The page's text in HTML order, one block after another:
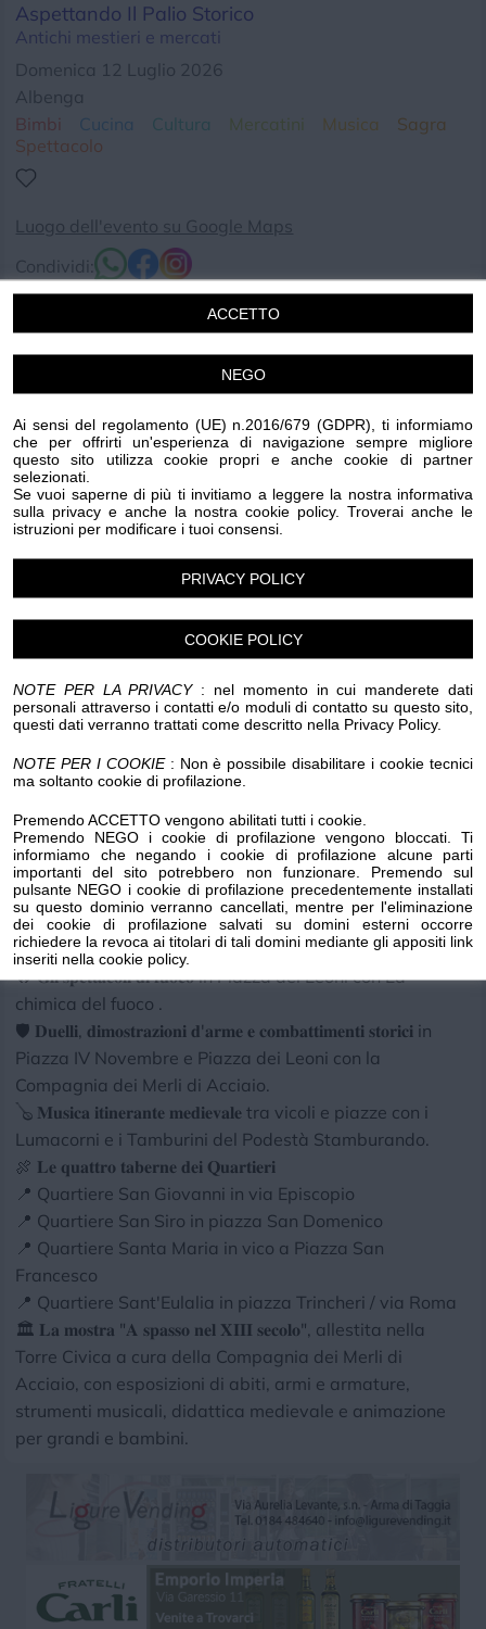
ACCETTO
NEGO
Ai sensi del regolamento (UE) n.2016/679 (GDPR), ti informiamo
che per offrirti un'esperienza di navigazione sempre migliore
questo sito utilizza cookie propri e anche cookie di partner
selezionati.
Se vuoi saperne di più ti invitiamo a leggere la nostra informativa
sulla privacy e anche la nostra cookie policy. Troverai anche le
istruzioni per modificare i tuoi consensi.
PRIVACY POLICY
COOKIE POLICY
NOTE PER LA PRIVACY: nel momento in cui manderete dati
personali attraverso i contatti e/o moduli di contatto su questo sito,
questi dati verranno trattati come descritto nella Privacy Policy.
NOTE PER I COOKIE: Non è possibile disabilitare i cookie tecnici
ma soltanto cookie di profilazione.
Premendo ACCETTO vengono abilitati tutti i cookie.
Premendo NEGO i cookie di profilazione vengono bloccati. Ti
informiamo che negando i cookie di profilazione alcune parti
importanti del sito potrebbero non funzionare. Premendo sul
pulsante NEGO i cookie di profilazione precedentemente installati
su questo dominio verranno cancellati, mentre per l'eliminazione
dei cookie di profilazione salvati su domini esterni occorre
richiedere la revoca ai titolari di tali domini mediante gli appositi link
inseriti nella cookie policy.
Aspettando Il Palio Storico
Antichi mestieri e mercati
Domenica 12 Luglio 2026
Albenga
Bimbi Cucina Cultura Mercatini Musica Sagra
Spettacolo
Luogo dell'evento su Google Maps
Condividi:
L'attesa è quasi finita...
𝐕𝐞𝐧𝐞𝐫𝐝𝐢̀ 𝟏𝟎 𝐥𝐮𝐠𝐥𝐢𝐨 prenderà il via la XVI edizione del Palio
Storico di Albenga con il primo grande appuntamento
dedicato ad XIII secolo – Antichi mestieri e mercati - LA
RIEVOCAZIONE
📜 𝐃𝐚𝐥 𝟏𝟎 𝐚𝐥 𝟏𝟐 𝐥𝐮𝐠𝐥𝐢𝐨 il centro storico tornerà indietro nel
tempo, fino al 𝟏𝟐𝟓𝟏, trasformandosi in una città
medievale viva, animata da mercanti, artigiani,
armigeri, musici e popolani.
𝐄𝐜𝐜𝐨 𝐜𝐨𝐬𝐚 𝐯𝐢 𝐚𝐬𝐩𝐞𝐭𝐭𝐚 𝐝𝐚𝐥 𝟏𝟎 𝐚𝐥 𝟏𝟐 𝐥𝐮𝐠𝐥𝐢𝐨...
🏰 𝐑𝐢𝐞𝐯𝐨𝐜𝐚𝐳𝐢𝐨𝐧𝐢 𝐝𝐢 𝐯𝐢𝐭𝐚 𝐪𝐮𝐨𝐭𝐢𝐝𝐢𝐚𝐧𝐚, Antichi Mestieri,
Mercato delle Nundinae e accampamenti storici lungo le
vie del centro.
🗡️ 𝐋'𝐈𝐧𝐯𝐞𝐬𝐭𝐢𝐭𝐮𝐫𝐚 𝐝𝐞𝐢 𝐂𝐚𝐩𝐢𝐭𝐚𝐧𝐢 𝐝𝐞𝐢 𝐐𝐮𝐚𝐫𝐭𝐢𝐞𝐫𝐢, con il Podestà
Riccardo Tomatis, che darà ufficialmente il via alle sfide
del Palio.
🏹 𝐋𝐚 𝐠𝐫𝐚𝐧𝐝𝐞 𝐠𝐚𝐫𝐚 𝐝𝐢 𝐭𝐢𝐫𝐨 𝐜𝐨𝐧 𝐥'𝐚𝐫𝐜𝐨, prima prova del Palio
dei Quartieri 2026, nella nuova arena di Piazza IV
Novembre.
🔥 𝐆𝐥𝐢 𝐬𝐩𝐞𝐭𝐭𝐚𝐜𝐨𝐥𝐢 𝐝𝐢 𝐟𝐮𝐨𝐜𝐨 in Piazza dei Leoni con La
chimica del fuoco .
🛡️ 𝐃𝐮𝐞𝐥𝐥𝐢, 𝐝𝐢𝐦𝐨𝐬𝐭𝐫𝐚𝐳𝐢𝐨𝐧𝐢 𝐝'𝐚𝐫𝐦𝐞 𝐞 𝐜𝐨𝐦𝐛𝐚𝐭𝐭𝐢𝐦𝐞𝐧𝐭𝐢 𝐬𝐭𝐨𝐫𝐢𝐜𝐢 in
Piazza IV Novembre e Piazza dei Leoni con la
Compagnia dei Merli di Acciaio.
🪕 𝐌𝐮𝐬𝐢𝐜𝐚 𝐢𝐭𝐢𝐧𝐞𝐫𝐚𝐧𝐭𝐞 𝐦𝐞𝐝𝐢𝐞𝐯𝐚𝐥𝐞 tra vicoli e piazze con i
Lumacorni e i Tamburini del Podestà Stamburando.
🍖 𝐋𝐞 𝐪𝐮𝐚𝐭𝐭𝐫𝐨 𝐭𝐚𝐛𝐞𝐫𝐧𝐞 𝐝𝐞𝐢 𝐐𝐮𝐚𝐫𝐭𝐢𝐞𝐫𝐢
📍 Quartiere San Giovanni in via Episcopio
📍 Quartiere San Siro in piazza San Domenico
📍 Quartiere Santa Maria in vico a Piazza San
Francesco
📍 Quartiere Sant'Eulalia in piazza Trincheri / via Roma
🏛️ 𝐋𝐚 𝐦𝐨𝐬𝐭𝐫𝐚 "𝐀 𝐬𝐩𝐚𝐬𝐬𝐨 𝐧𝐞𝐥 𝐗𝐈𝐈𝐈 𝐬𝐞𝐜𝐨𝐥𝐨", allestita nella
Torre Civica a cura della Compagnia dei Merli di
Acciaio, con esposizioni di abiti, armi e armature,
strumenti musicali, didattica medievale e animazione
per grandi e bambini.